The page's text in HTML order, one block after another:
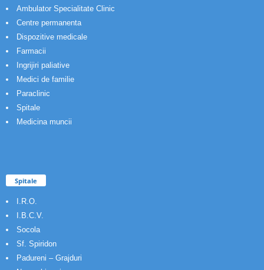
Ambulator Specialitate Clinic
Centre permanenta
Dispozitive medicale
Farmacii
Ingrijiri paliative
Medici de familie
Paraclinic
Spitale
Medicina muncii
Spitale
I.R.O.
I.B.C.V.
Socola
Sf. Spiridon
Padureni – Grajduri